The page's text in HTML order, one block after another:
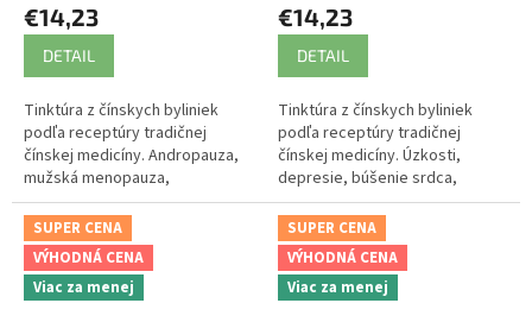
€14,23
DETAIL
Tinktúra z čínskych byliniek
podľa receptúry tradičnej
čínskej medicíny. Andropauza,
mužská menopauza,
podráždenosť
€14,23
DETAIL
Tinktúra z čínskych byliniek
podľa receptúry tradičnej
čínskej medicíny. Úzkosti,
depresie, búšenie srdca,
nepokoj, plachosť, nespavosť
SUPER CENA
VÝHODNÁ CENA
Viac za menej
SUPER CENA
VÝHODNÁ CENA
Viac za menej